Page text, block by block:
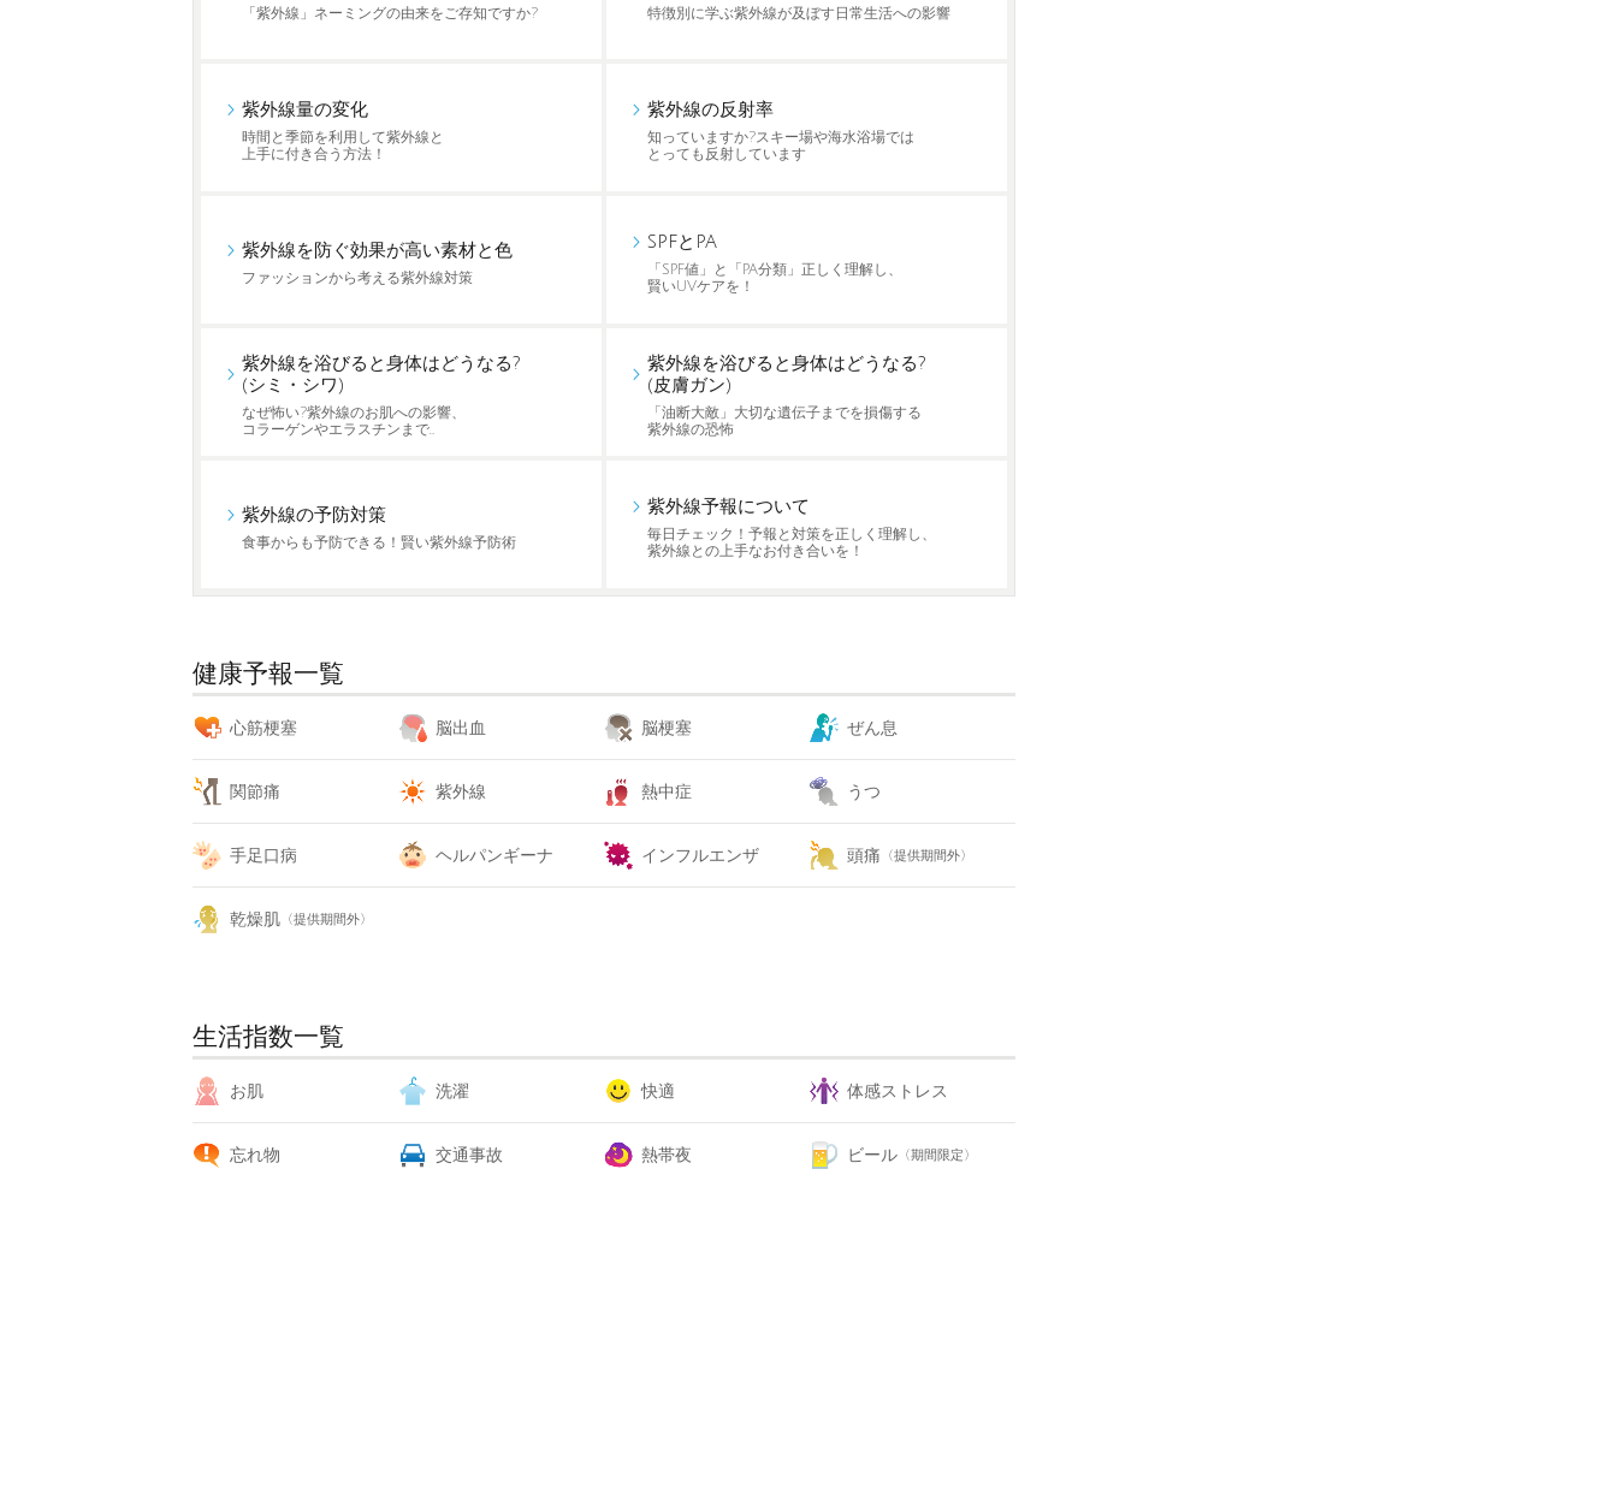
「紫外線」ネーミングの由来をご存知ですか? 特徴別に学ぶ紫外線が及ぼす日常生活への影響
紫外線量の変化
時間と季節を利用して紫外線と
上手に付き合う方法！
紫外線の反射率
知っていますか?スキー場や海水浴場では
とっても反射しています
紫外線を防ぐ効果が高い素材と色
ファッションから考える紫外線対策
SPFとPA
「SPF値」と「PA分類」正しく理解し、
賢いUVケアを！
紫外線を浴びると身体はどうなる?
(シミ・シワ)
なぜ怖い?紫外線のお肌への影響、
コラーゲンやエラスチンまで…
紫外線を浴びると身体はどうなる?
(皮膚ガン)
「油断大敵」大切な遺伝子までを損傷する
紫外線の恐怖
紫外線の予防対策
食事からも予防できる！賢い紫外線予防術
紫外線予報について
毎日チェック！予報と対策を正しく理解し、
紫外線との上手なお付き合いを！
健康予報一覧
心筋梗塞 脳出血 脳梗塞 ぜん息
関節痛 紫外線 熱中症 うつ
手足口病 ヘルパンギーナ インフルエンザ 頭痛 〈提供期間外〉
乾燥肌 〈提供期間外〉
生活指数一覧
お肌 洗濯 快適 体感ストレス
忘れ物 交通事故 熱帯夜 ビール 〈期間限定〉